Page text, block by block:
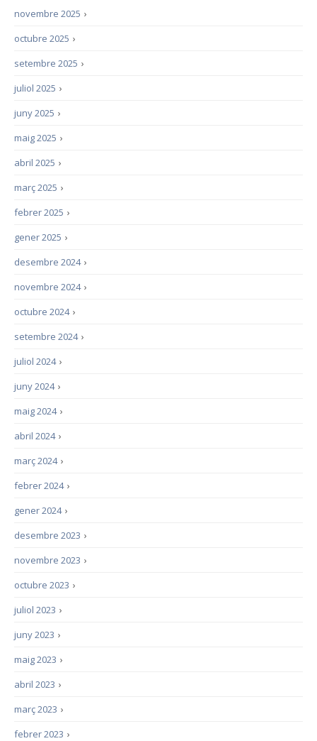
›
novembre 2025
›
octubre 2025
›
setembre 2025
›
juliol 2025
›
juny 2025
›
maig 2025
›
abril 2025
›
març 2025
›
febrer 2025
›
gener 2025
›
desembre 2024
›
novembre 2024
›
octubre 2024
›
setembre 2024
›
juliol 2024
›
juny 2024
›
maig 2024
›
abril 2024
›
març 2024
›
febrer 2024
›
gener 2024
›
desembre 2023
›
novembre 2023
›
octubre 2023
›
juliol 2023
›
juny 2023
›
maig 2023
›
abril 2023
›
març 2023
›
febrer 2023